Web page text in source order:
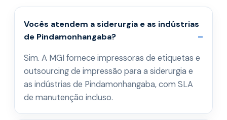
Vocês atendem a siderurgia e as indústrias
de Pindamonhangaba?
Sim. A MGI fornece impressoras de etiquetas e
outsourcing de impressão para a siderurgia e
as indústrias de Pindamonhangaba, com SLA
de manutenção incluso.